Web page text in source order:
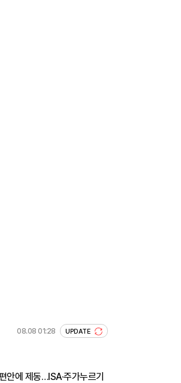
08.08 01:28 UPDATE
안에 제동…ISA·주가누르기